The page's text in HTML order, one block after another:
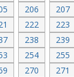
206 207
222 223
238 239
254 255
270 271